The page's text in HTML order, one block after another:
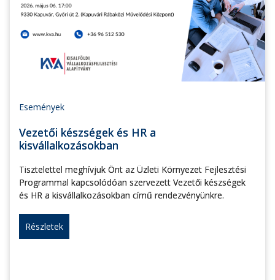
Események
Vezetői készségek és HR a
kisvállalkozásokban
Tisztelettel meghívjuk Önt az Üzleti Környezet Fejlesztési
Programmal kapcsolódóan szervezett Vezetői készségek
és HR a kisvállalkozásokban című rendezvényünkre.
Részletek